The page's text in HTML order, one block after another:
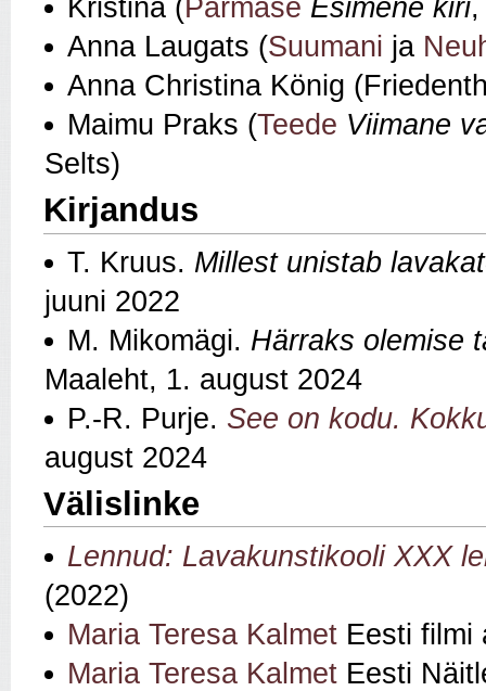
Kristina (Parmase Esimene kiri,
Anna Laugats (Suumani ja
Anna Christina König
Maimu Praks (Teede Viimane
Selts)
Kirjandus
T. Kruus. Millest unistab
juuni 2022
M. Mikomägi. Härraks olemise
Maaleht, 1. august 2024
P.-R. Purje. See on kodu.
august 2024
Välislinke
Lennud: Lavakunstikooli XXX
(2022)
Maria Teresa Kalmet Eesti filmi
Maria Teresa Kalmet Eesti